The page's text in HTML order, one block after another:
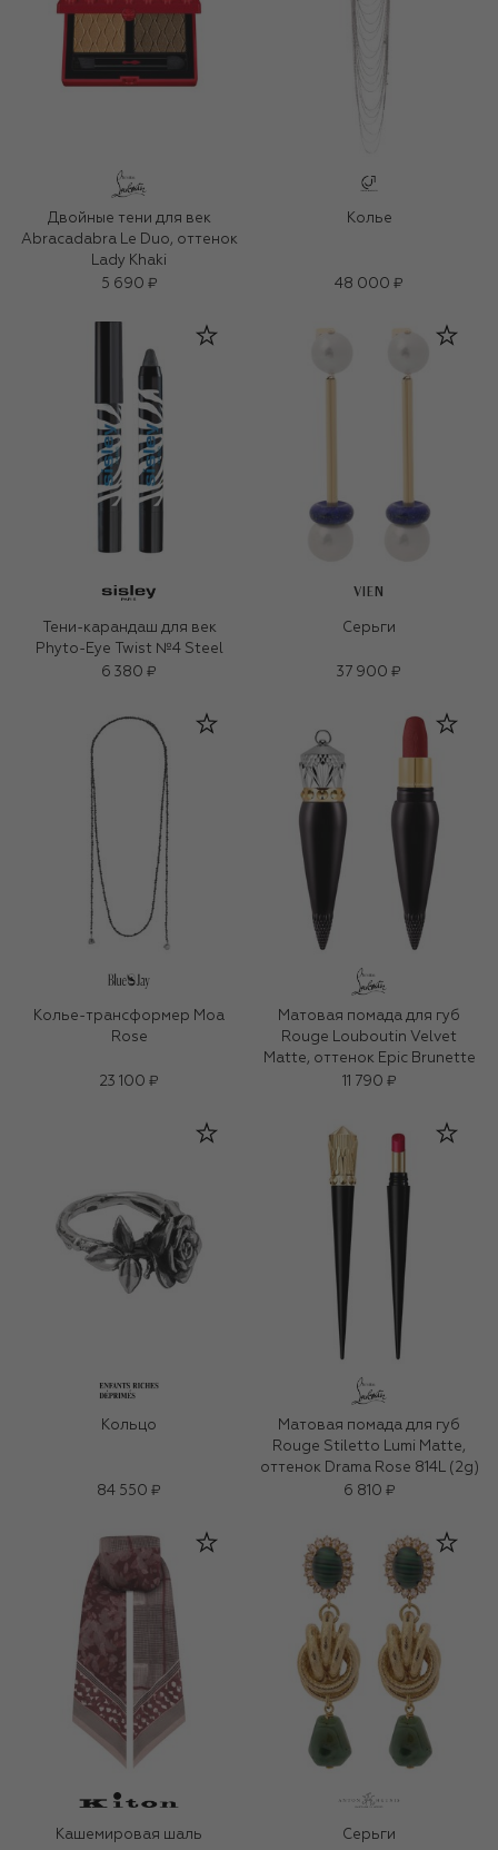
Двойные тени для век
Abracadabra Le Duo, оттенок
Lady Khaki
5 690 ₽
Колье
48 000 ₽
Тени-карандаш для век
Phyto-Eye Twist №4 Steel
6 380 ₽
VIEN
Серьги
37 900 ₽
Колье-трансформер Moa
Rose
23 100 ₽
Матовая помада для губ
Rouge Louboutin Velvet
Matte, оттенок Epic Brunette
11 790 ₽
Кольцо
84 550 ₽
Матовая помада для губ
Rouge Stiletto Lumi Matte,
оттенок Drama Rose 814L (2g)
6 810 ₽
Кашемировая шаль
Серьги